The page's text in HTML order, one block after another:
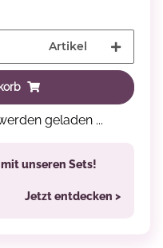
Artikel
geladen ...
mit unseren Sets!
Jetzt entdecken >